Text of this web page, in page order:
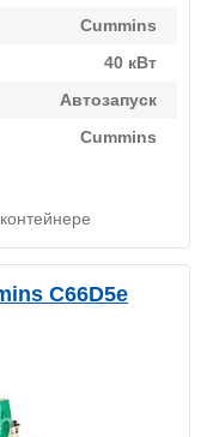
Cummins
40 кВт
Автозапуск
Cummins
C66D5e